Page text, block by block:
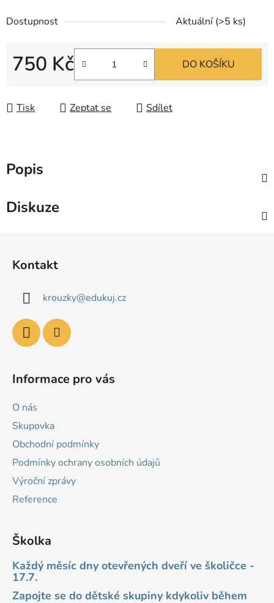
Dostupnost Aktuální (>5 ks)
750 Kč DO KOŠÍKU
Tisk Zeptat se Sdílet
Popis
Diskuze
Kontakt
krouzky@edukuj.cz
Informace pro vás
O nás
Skupovka
Obchodní podmínky
Podmínky ochrany osobních údajů
Výroční zprávy
Reference
Školka
Každý měsíc dny otevřených dveří ve školičce -
17.7.
Zapojte se do dětské skupiny kdykoliv během